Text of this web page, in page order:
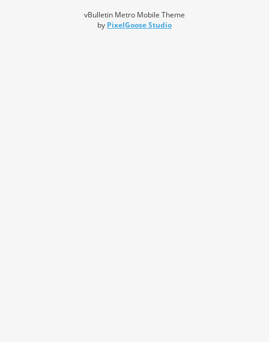
vBulletin Metro Mobile Theme
by PixelGoose Studio